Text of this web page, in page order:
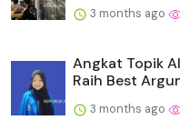
3 months ago
Angkat Topik
Raih Best
3 months ago